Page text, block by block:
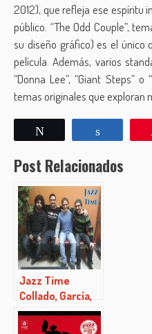
2012), que refleja ese espíritu
público. “The Odd Couple”,
su diseño gráfico) es el único
película. Además, varios
“Donna Lee”, “Giant Steps”
temas originales que exploran
Post Relacionados
Jazz Time
Collado, García,
Benito
(03/03/2016)